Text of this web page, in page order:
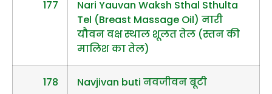
177
Nari Yauvan Waksh Sthal Sthulta
Tel (Breast Massage Oil) नारी
यौवन वक्ष स्थाल शूलत तेल (स्तन की
मालिश का तेल)
178 Navjivan buti नवजीवन बूटी